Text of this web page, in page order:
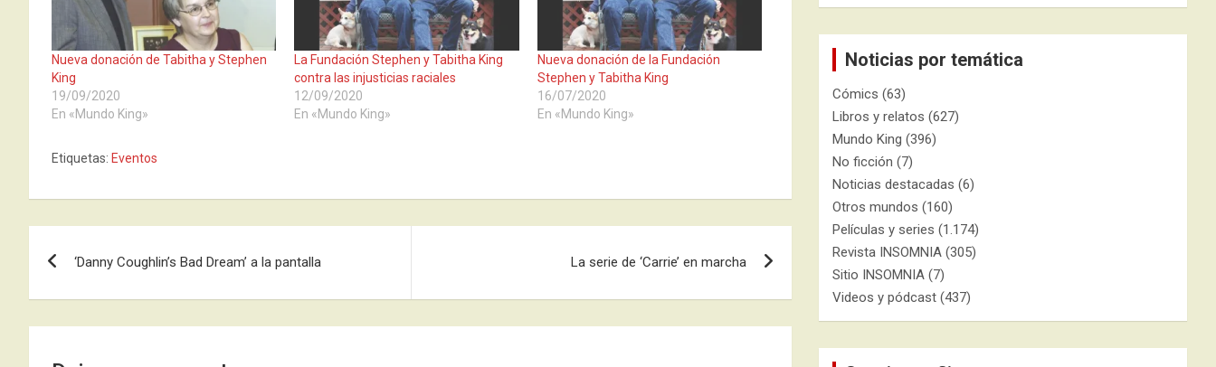
Nueva donación de Tabitha y Stephen
King
19/09/2020
En «Mundo King»
La Fundación Stephen y Tabitha King
contra las injusticias raciales
12/09/2020
En «Mundo King»
Nueva donación de la Fundación
Stephen y Tabitha King
16/07/2020
En «Mundo King»
Etiquetas: Eventos
entradas
‘Danny Coughlin’s Bad Dream’ a la pantalla La serie de ‘Carrie’ en marcha
Noticias por temática
Cómics (63)
Libros y relatos (627)
Mundo King (396)
No ficción (7)
Noticias destacadas (6)
Otros mundos (160)
Películas y series (1.174)
Revista INSOMNIA (305)
Sitio INSOMNIA (7)
Videos y pódcast (437)